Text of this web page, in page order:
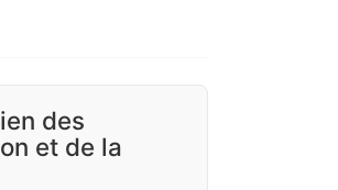
des
et de la